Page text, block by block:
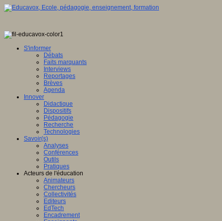
S'informer
Débats
Faits marquants
Interviews
Reportages
Brèves
Agenda
Innover
Didactique
Dispositifs
Pédagogie
Recherche
Technologies
Savoir(s)
Analyses
Conférences
Outils
Pratiques
Acteurs de l'éducation
Animateurs
Chercheurs
Collectivités
Editeurs
EdTech
Encadrement